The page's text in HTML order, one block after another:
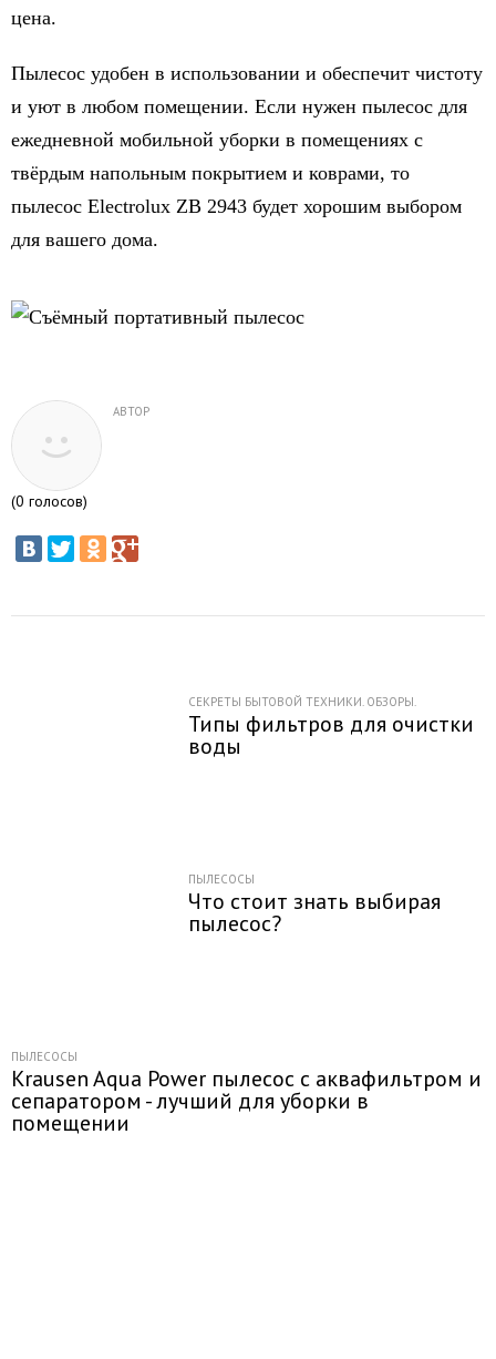
цена.
Пылесос удобен в использовании и обеспечит чистоту
и уют в любом помещении. Если нужен пылесос для
ежедневной мобильной уборки в помещениях с
твёрдым напольным покрытием и коврами, то
пылесос Electrolux ZB 2943 будет хорошим выбором
для вашего дома.
АВТОР
(0 голосов)
СЕКРЕТЫ БЫТОВОЙ ТЕХНИКИ. ОБЗОРЫ.
Типы фильтров для очистки
воды
ПЫЛЕСОСЫ
Что стоит знать выбирая
пылесос?
ПЫЛЕСОСЫ
Krausen Aqua Power пылесос с аквафильтром и
сепаратором - лучший для уборки в
помещении